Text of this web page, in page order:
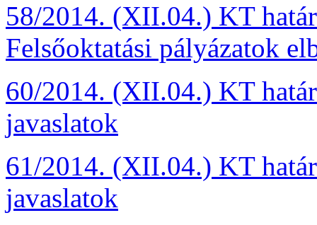
58/2014. (XII.04.) KT
Felsőoktatási pályázatok
60/2014. (XII.04.) KT
javaslatok
61/2014. (XII.04.) KT
javaslatok